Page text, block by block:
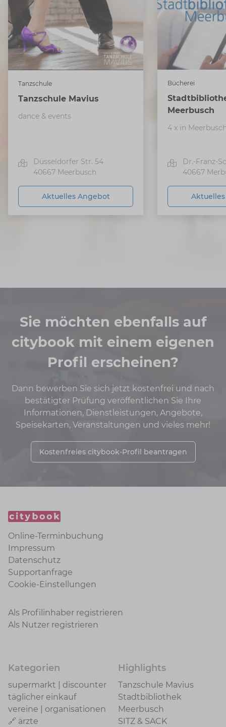
Tanzschule
Tanzschule Mavius
dance & events
Düsseldorfer Str. 54
40667 Meerbusch
Aktuelles Angebot
Bücherei
Meerbusch
4 x in
Dr.-Franz-
40667
Sie möchten ebenfalls auf
citybook mit einem eigenen
Profil erscheinen?
Dann bewerben Sie sich jetzt kostenfrei und nach
bestätigter Prüfung veröffentlichen Sie Ihre
Informationen, Dienstleistungen, Angebote,
Speisekarten, Veranstaltungen und vieles mehr!
Kostenfreies citybook-Profil beantragen
Online-Terminbuchung
Impressum
Datenschutz
Supportanfrage
Cookie-Einstellungen
Als Profilinhaber registrieren
Als Nutzer registrieren
Kategorien
supermarkt | discounter
täglicher einkauf
vereine | organisationen
🔗 ärzte
Highlights
Tanzschule Mavius
Stadtbibliothek
Meerbusch
SITZ & SACK